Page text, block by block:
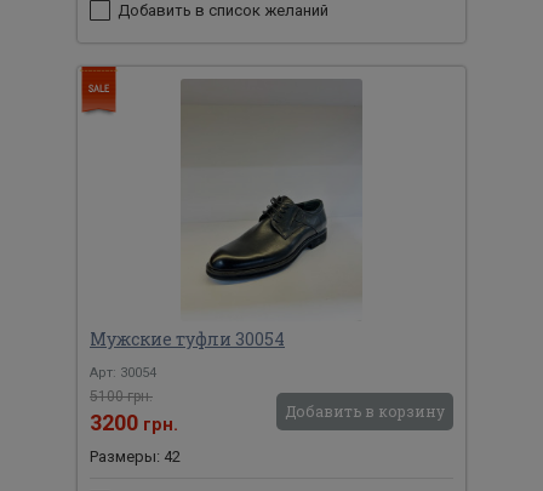
Добавить в список желаний
Мужские туфли 30054
Арт: 30054
5100 грн.
3200 грн.
Добавить в корзину
Размеры: 42